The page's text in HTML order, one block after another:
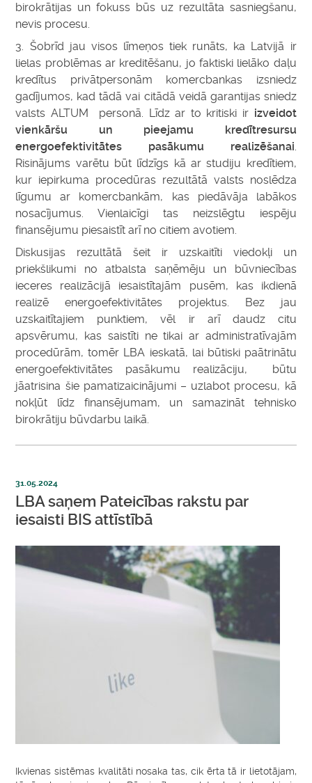
birokrātijas un fokuss būs uz rezultāta sasniegšanu,
nevis procesu.
3. Šobrīd jau visos līmeņos tiek runāts, ka Latvijā ir
lielas problēmas ar kreditēšanu, jo faktiski lielāko daļu
kredītus privātpersonām komercbankas izsniedz
gadījumos, kad tādā vai citādā veidā garantijas sniedz
valsts ALTUM personā. Līdz ar to kritiski ir izveidot
vienkāršu un pieejamu kredītresursu
energoefektivitātes pasākumu realizēšanai.
Risinājums varētu būt līdzīgs kā ar studiju kredītiem,
kur iepirkuma procedūras rezultātā valsts noslēdza
līgumu ar komercbankām, kas piedāvāja labākos
nosacījumus. Vienlaicīgi tas neizslēgtu iespēju
finansējumu piesaistīt arī no citiem avotiem.
Diskusijas rezultātā šeit ir uzskaitīti viedokļi un
priekšlikumi no atbalsta saņēmēju un būvniecības
ieceres realizācijā iesaistītajām pusēm, kas ikdienā
realizē energoefektivitātes projektus. Bez jau
uzskaitītajiem punktiem, vēl ir arī daudz citu
apsvērumu, kas saistīti ne tikai ar administratīvajām
procedūrām, tomēr LBA ieskatā, lai būtiski paātrinātu
energoefektivitātes pasākumu realizāciju, būtu
jāatrisina šie pamatizaicinājumi – uzlabot procesu, kā
nokļūt līdz finansējumam, un samazināt tehnisko
birokrātiju būvdarbu laikā.
31.05.2024
LBA saņem Pateicības rakstu par
iesaisti BIS attīstībā
Ikvienas sistēmas kvalitāti nosaka tas, cik ērta tā ir lietotājam,